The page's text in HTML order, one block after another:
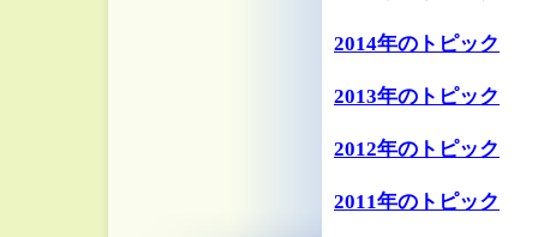
2014年のトピック
2013年のトピック
2012年のトピック
2011年のトピック